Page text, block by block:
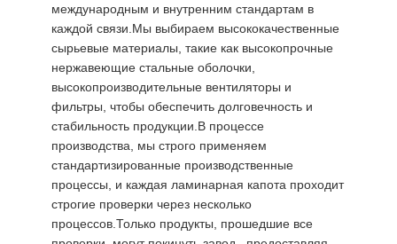
международным и внутренним стандартам в
каждой связи.Мы выбираем высококачественные
сырьевые материалы, такие как высокопрочные
нержавеющие стальные оболочки,
высокопроизводительные вентиляторы и
фильтры, чтобы обеспечить долговечность и
стабильность продукции.В процессе
производства, мы строго применяем
стандартизированные производственные
процессы, и каждая ламинарная капота проходит
строгие проверки через несколько
процессов.Только продукты, прошедшие все